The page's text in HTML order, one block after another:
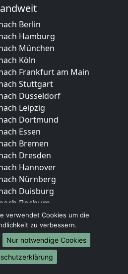
Berlin
Hamburg
München
Köln
Frankfurt am Main
Stuttgart
Düsseldorf
Leipzig
Dortmund
Essen
Bremen
Dresden
Hannover
Nürnberg
Duisburg
Bochum
Wuppertal
Bielefeld
Bonn
Münster
verwendet Cookies um die
zu verbessern.
Nur notwendige Cookies